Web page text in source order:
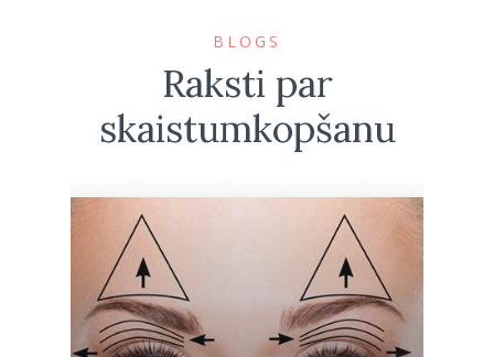
BLOGS
Raksti par
skaistumkopšanu